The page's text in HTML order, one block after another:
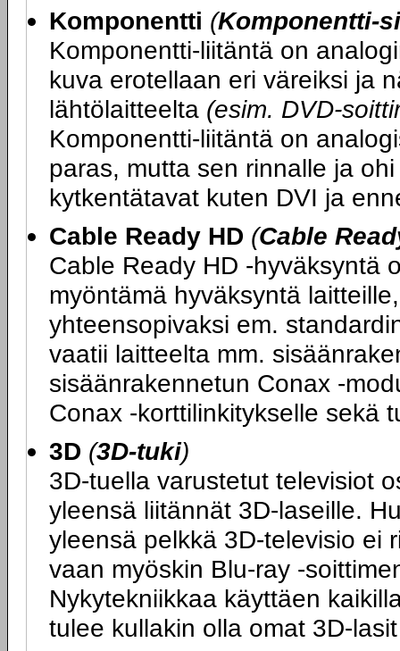
Komponentti (Komponentti-
Komponentti-liitäntä on
kuva erotellaan eri väreiksi ja
lähtölaitteelta (esim. DVD-
Komponentti-liitäntä on
paras, mutta sen rinnalle ja
kytkentätavat kuten DVI ja
Cable Ready HD (Cable
Cable Ready HD -hyväksyntä
myöntämä hyväksyntä
yhteensopivaksi em.
vaatii laitteelta mm.
sisäänrakennetun Conax -
Conax -korttilinkitykselle sekä
3D (3D-tuki)
3D-tuella varustetut televisiot
yleensä liitännät 3D-laseille.
yleensä pelkkä 3D-televisio ei
vaan myöskin Blu-ray -
Nykytekniikkaa käyttäen
tulee kullakin olla omat 3D-